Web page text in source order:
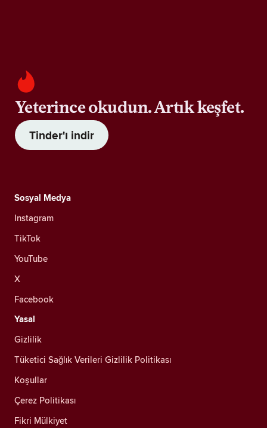
Yeterince okudun. Artık keşfet.
Tinder'ı indir
Sosyal Medya
Instagram
TikTok
YouTube
X
Facebook
Yasal
Gizlilik
Tüketici Sağlık Verileri Gizlilik Politikası
Koşullar
Çerez Politikası
Fikri Mülkiyet